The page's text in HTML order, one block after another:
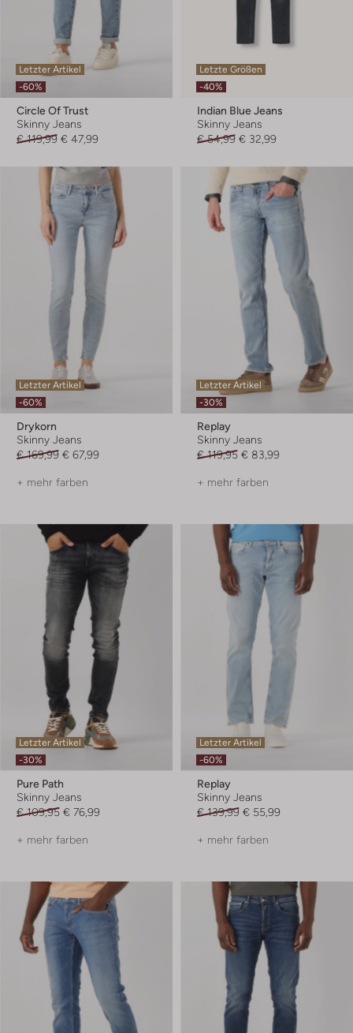
Letzter Artikel
-60%
Circle Of Trust
Skinny Jeans
€ 119,99 € 47,99
Letzte Größen
-40%
Indian Blue Jeans
Skinny Jeans
€ 54,99 € 32,99
Letzter Artikel
-60%
Drykorn
Skinny Jeans
€ 169,99 € 67,99
+ mehr farben
Letzter Artikel
-30%
Replay
Skinny Jeans
€ 119,95 € 83,99
+ mehr farben
Letzter Artikel
-30%
Pure Path
Skinny Jeans
€ 109,95 € 76,99
+ mehr farben
Letzter Artikel
-60%
Replay
Skinny Jeans
€ 139,99 € 55,99
+ mehr farben